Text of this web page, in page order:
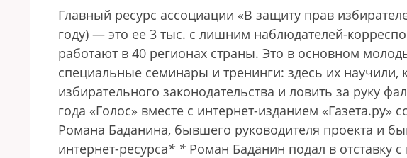
Главный ресурс ассоциации «В защиту прав
году) — это ее 3 тыс. с лишним наблюдателей-
работают в 40 регионах страны. Это в основном
специальные семинары и тренинги: здесь их научили,
избирательного законодательства и ловить за руку
года «Голос» вместе с интернет-изданием
Романа Баданина, бывшего руководителя проекта и
интернет-ресурса* * Роман Баданин подал в отставку